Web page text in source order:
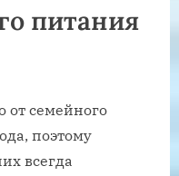
питания
от семейного
поэтому
всегда